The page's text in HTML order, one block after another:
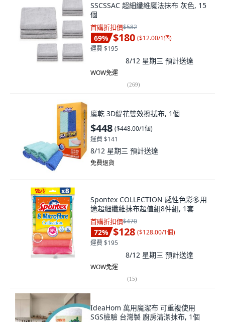
SSCSSAC 超細纖維魔法抹布 灰色, 15
個
首購折扣價$582
69% $180 ($12.00/1個)
運費 $195
8/12 星期三 預計送達
WOW免運
(269)
魔乾 3D緹花雙效擦拭布, 1個
$448 ($448.00/1個)
運費 $141
8/12 星期三 預計送達
免費退貨
Spontex COLLECTION 感性色彩多用
途超細纖維抹布超值組8件組, 1套
首購折扣價$470
72% $128 ($128.00/1個)
運費 $195
8/12 星期三 預計送達
WOW免運
(15)
IdeaHom 萬用魔潔布 可重複使用
SGS檢驗 台灣製 廚房清潔抹布, 1個